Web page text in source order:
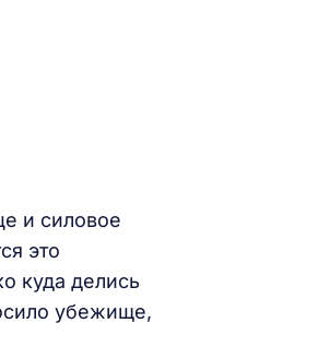
и силовое
это
куда делись
убежище,